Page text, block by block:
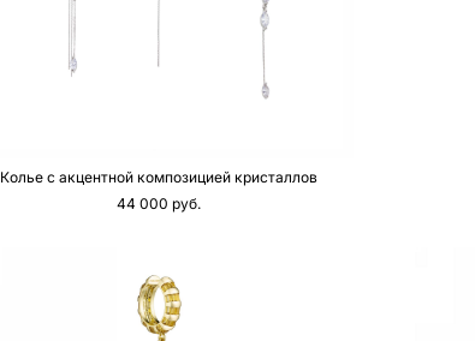
Колье с акцентной композицией кристаллов
44 000 pуб.